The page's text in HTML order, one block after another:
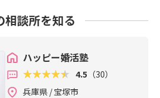
相談所を知る
ハッピー婚活塾
4.5 （30）
兵庫県 / 宝塚市